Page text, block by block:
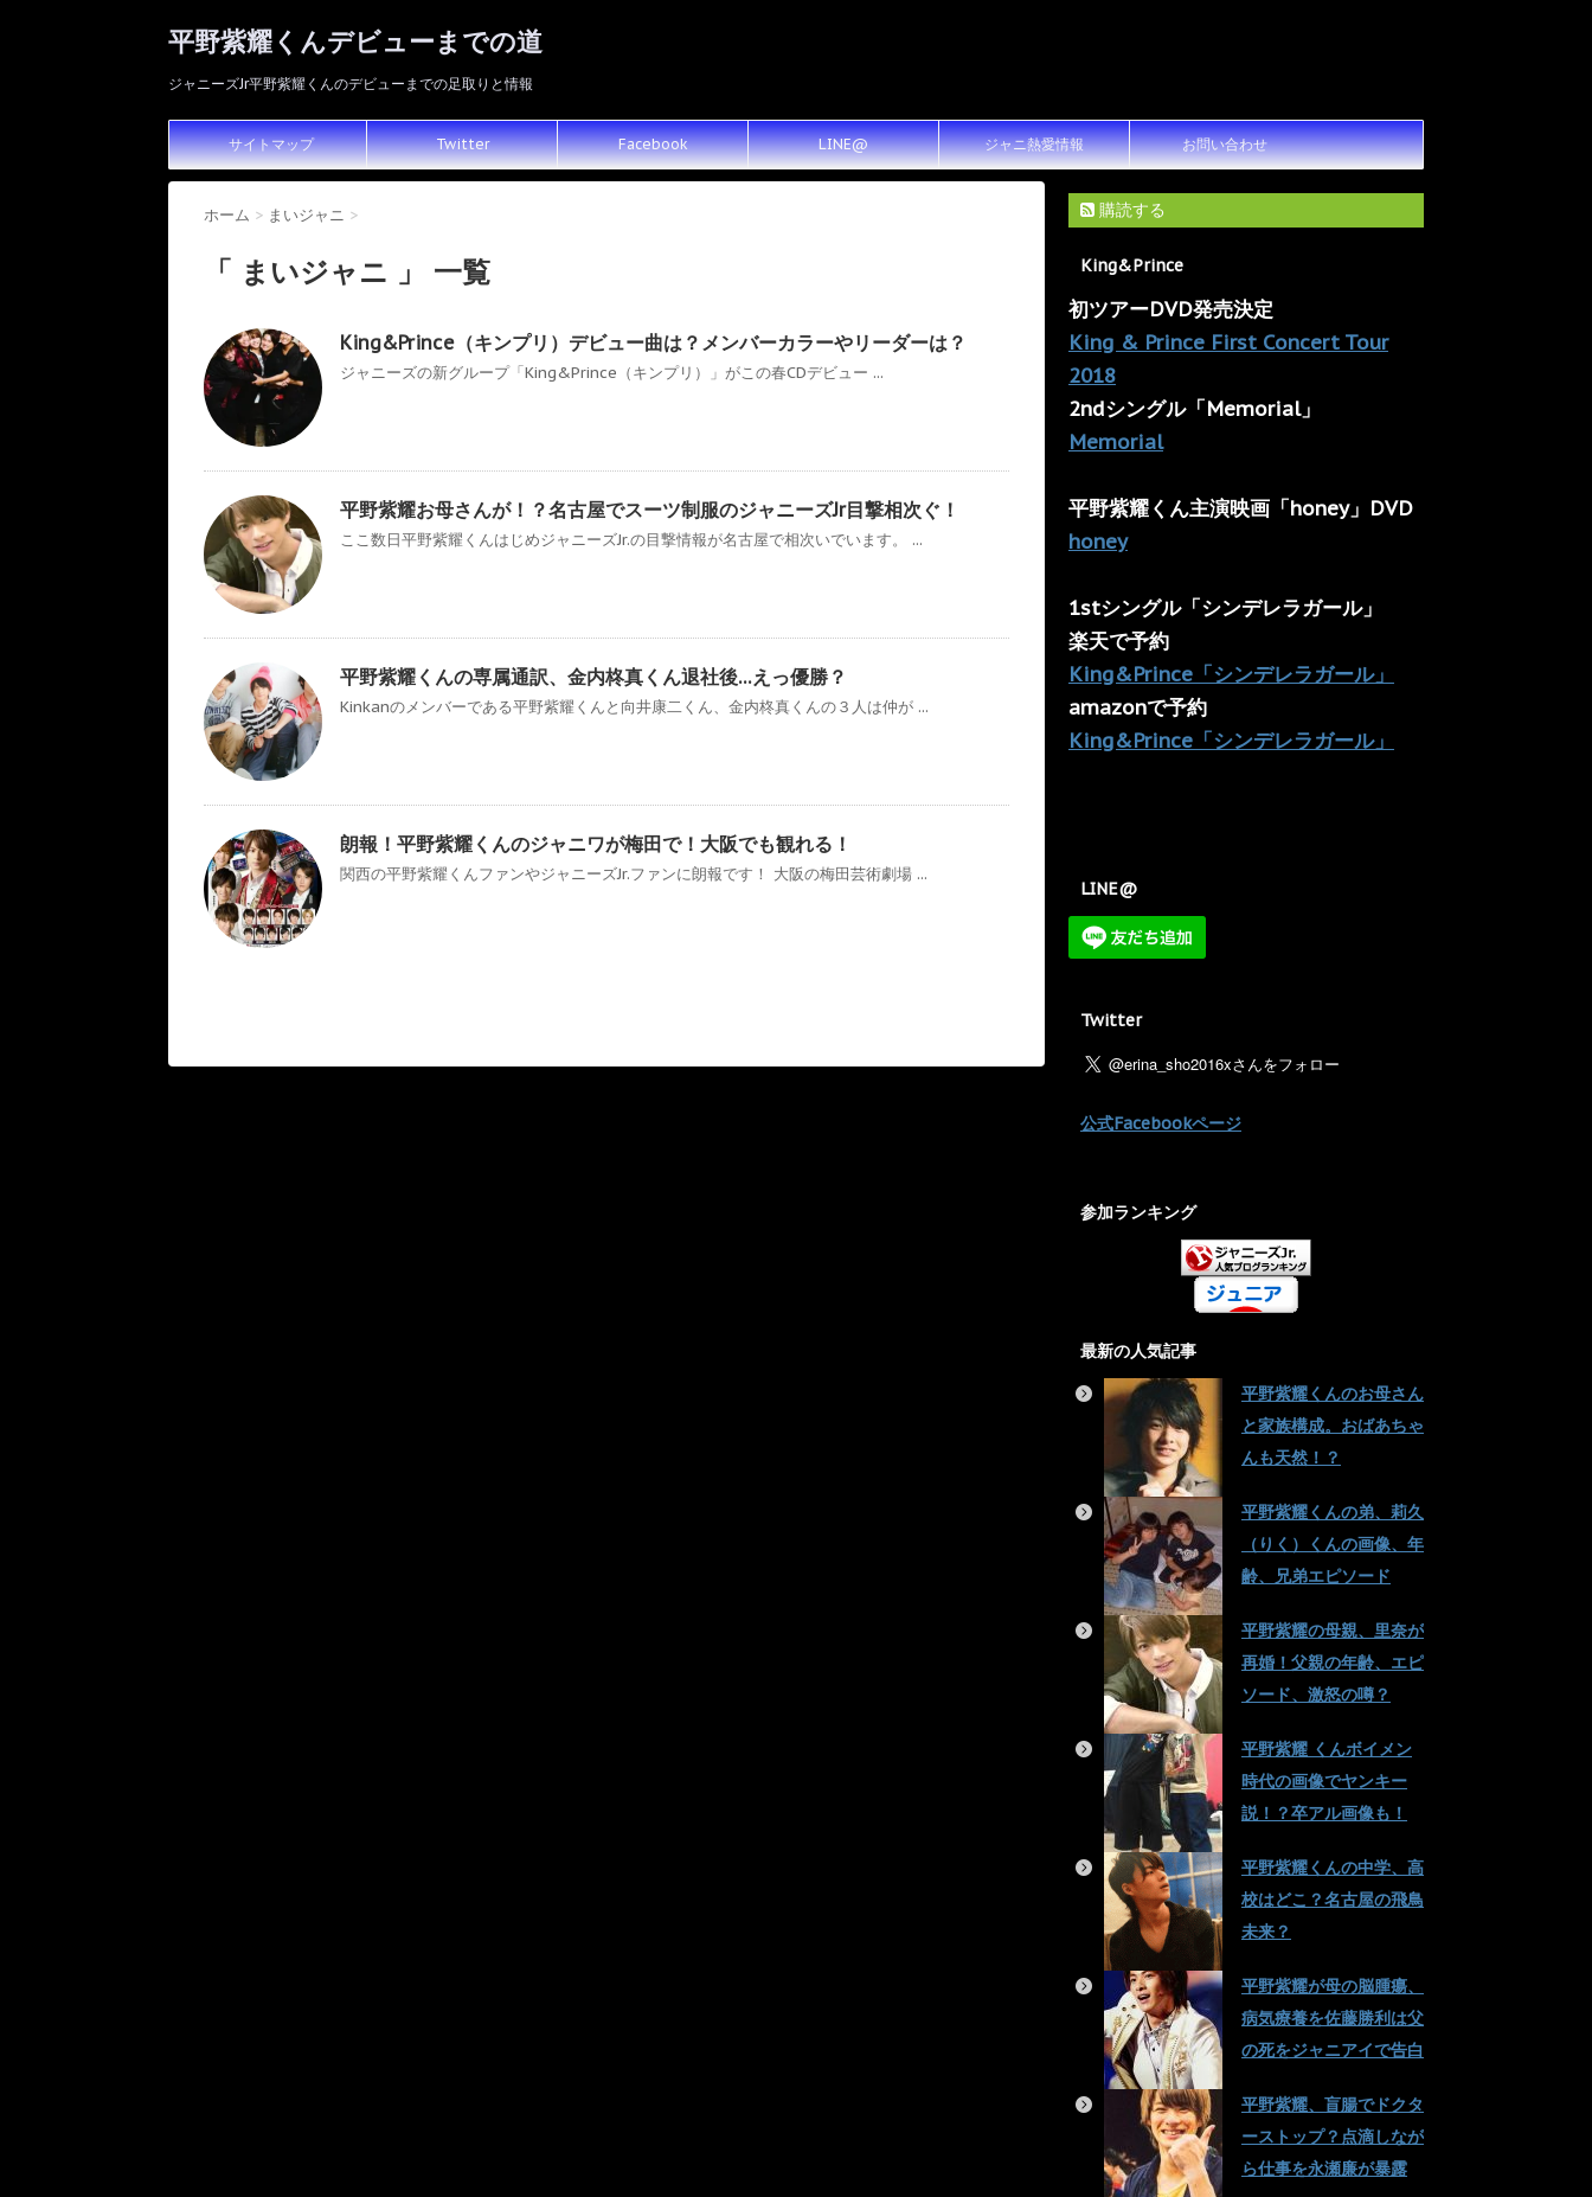
平野紫耀くんデビューまでの道
ジャニーズJr平野紫耀くんのデビューまでの足取りと情報
サイトマップ Twitter Facebook LINE@ ジャニ熱愛情報 お問い合わせ
ホーム > まいジャニ >
「 まいジャニ 」 一覧
King&Prince（キンプリ）デビュー曲は？メンバーカラーやリーダーは？
ジャニーズの新グループ「King&Prince（キンプリ）」がこの春CDデビュー ...
平野紫耀お母さんが！？名古屋でスーツ制服のジャニーズJr目撃相次ぐ！
ここ数日平野紫耀くんはじめジャニーズJr.の目撃情報が名古屋で相次いでいます。 ...
平野紫耀くんの専属通訳、金内柊真くん退社後…えっ優勝？
Kinkanのメンバーである平野紫耀くんと向井康二くん、金内柊真くんの３人は仲が ...
朗報！平野紫耀くんのジャニワが梅田で！大阪でも観れる！
関西の平野紫耀くんファンやジャニーズJr.ファンに朗報です！ 大阪の梅田芸術劇場 ...
購読する
King&Prince
初ツアーDVD発売決定
King & Prince First Concert Tour
2018
2ndシングル「Memorial」
Memorial
平野紫耀くん主演映画「honey」DVD
honey
1stシングル「シンデレラガール」
楽天で予約
King&Prince「シンデレラガール」
amazonで予約
King&Prince「シンデレラガール」
LINE@
Twitter
公式Facebookページ
参加ランキング
最新の人気記事
平野紫耀くんのお母さん
と家族構成。おばあちゃ
んも天然！？
平野紫耀くんの弟、莉久
（りく）くんの画像、年
齢、兄弟エピソード
平野紫耀の母親、里奈が
再婚！父親の年齢、エピ
ソード、激怒の噂？
平野紫耀 くんボイメン
時代の画像でヤンキー
説！？卒アル画像も！
平野紫耀くんの中学、高
校はどこ？名古屋の飛鳥
未来？
平野紫耀が母の脳腫瘍、
病気療養を佐藤勝利は父
の死をジャニアイで告白
平野紫耀、盲腸でドクタ
ーストップ？点滴しなが
ら仕事を永瀬廉が暴露